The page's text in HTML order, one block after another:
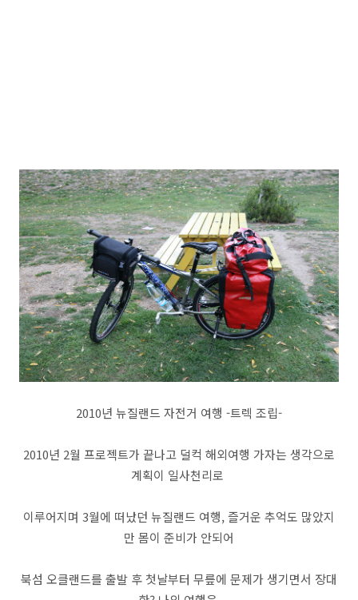
2010년 뉴질랜드 자전거 여행 -트렉 조립-
2010년 2월 프로젝트가 끝나고 덜컥 해외여행 가자는 생각으로
계획이 일사천리로
이루어지며 3월에 떠났던 뉴질랜드 여행, 즐거운 추억도 많았지
만 몸이 준비가 안되어
북섬 오클랜드를 출발 후 첫날부터 무릎에 문제가 생기면서 장대